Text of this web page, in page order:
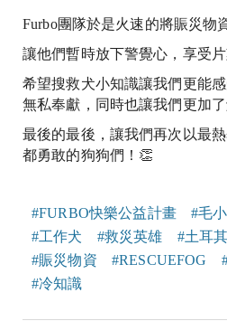
Furbo團隊於是火速的將賑災物
讓他們暫時放下警覺心，享受
希望搜救犬小知識讓我們更能
無私奉獻，同時也讓我們更加
最後的最後，讓我們再次以最
都勇敢的狗狗們！👏
#FURBO快樂公益計畫 #毛
#工作犬 #救災英雄 #土耳其
#賑災物資 #RESCUEFOG
#冷知識